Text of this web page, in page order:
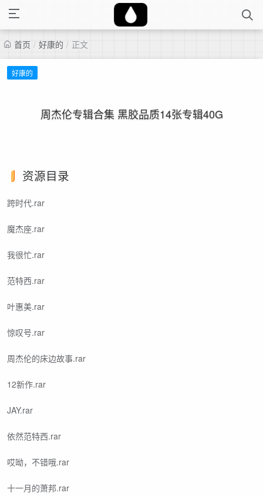
首页 / 好康的 / 正文
好康的
周杰伦专辑合集 黑胶品质14张专辑40G
资源目录
跨时代.rar
魔杰座.rar
我很忙.rar
范特西.rar
叶惠美.rar
惊叹号.rar
周杰伦的床边故事.rar
12新作.rar
JAY.rar
依然范特西.rar
哎呦，不错哦.rar
十一月的萧邦.rar